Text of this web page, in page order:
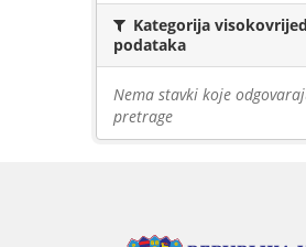
Kategorija
podataka
Nema stavki koje
pretrage